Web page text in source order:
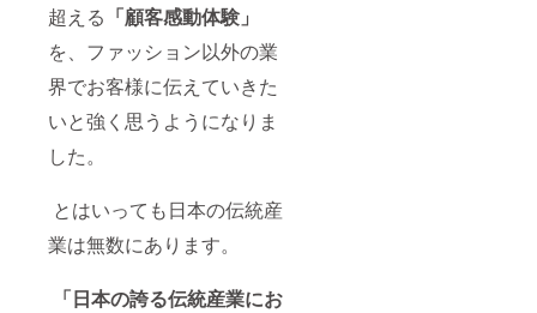
超える 「顧客感動体験」
を、ファッション以外の業
界でお客様に伝えていきた
いと強く思うようになりま
した。
とはいっても日本の伝統産
業は無数にあります。
「日本の誇る伝統産業にお